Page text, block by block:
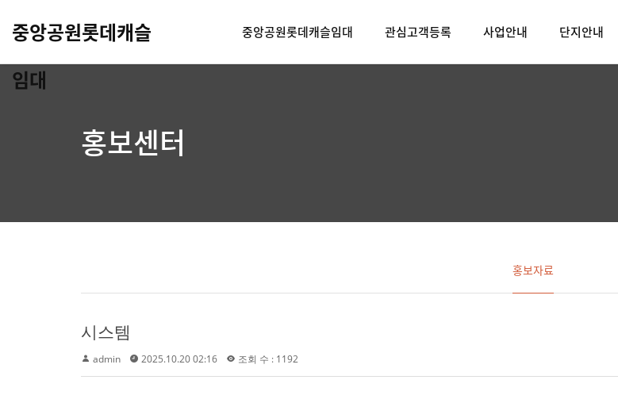
중앙공원롯데캐슬
임대
중앙공원롯데캐슬임대 관심고객등록 사업안내 단지안내
홍보센터
홍보자료
시스템
admin 2025.10.20 02:16 조회 수 : 1192